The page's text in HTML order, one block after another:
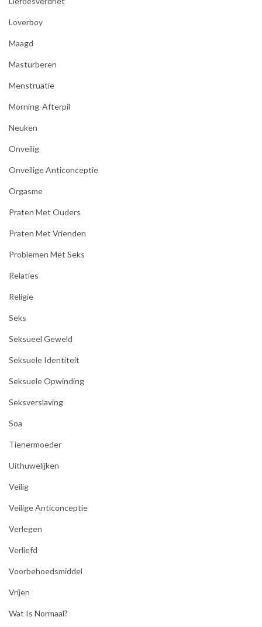
Loverboy
Maagd
Masturberen
Menstruatie
Morning-Afterpil
Neuken
Onveilig
Onveilige Anticonceptie
Orgasme
Praten Met Ouders
Praten Met Vrienden
Problemen Met Seks
Relaties
Religie
Seks
Seksueel Geweld
Seksuele Identiteit
Seksuele Opwinding
Seksverslaving
Soa
Tienermoeder
Uithuwelijken
Veilig
Veilige Anticonceptie
Verlegen
Verliefd
Voorbehoedsmiddel
Vrijen
Wat Is Normaal?